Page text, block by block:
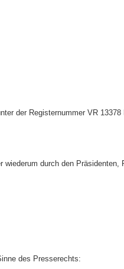
der Registernummer VR 13378
durch den
des Presserechts: